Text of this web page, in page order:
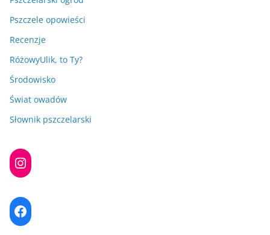
Pszczele opowieści
Recenzje
RóżowyUlik, to Ty?
Środowisko
Świat owadów
Słownik pszczelarski
Instagram
Facebook